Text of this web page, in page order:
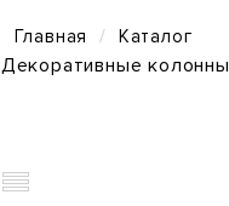
Главная Каталог
Декоративные колонны